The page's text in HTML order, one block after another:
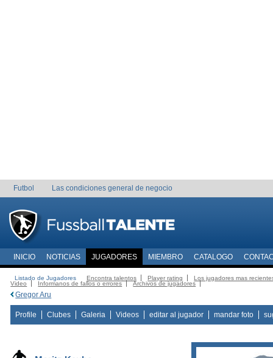
Futbol Las condiciones general de negocio
INICIO NOTICIAS JUGADORES MIEMBRO CATALOGO
Listado de Jugadores Encontra talentos Player rating
Los jugadores mas
Video
Informanos de fallos o errores Archivos de jugadores
Gregor Aru
Profile Clubes Galeria Videos editar al jugador mandar foto